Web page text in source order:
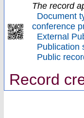
The record
Document
conference
External
Publication
Public
Record